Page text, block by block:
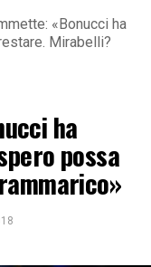
«Bonucci ha
Mirabelli?
ha
possa